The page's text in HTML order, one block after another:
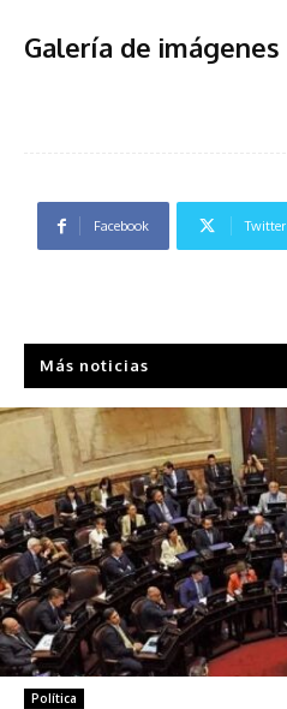
Galería de imágenes
Facebook Twitter
Más noticias
Política